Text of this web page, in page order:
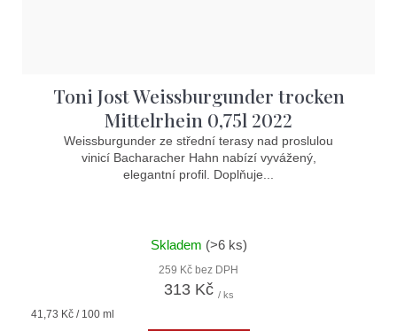
Toni Jost Weissburgunder trocken
Mittelrhein 0,75l 2022
Weissburgunder ze střední terasy nad proslulou
vinicí Bacharacher Hahn nabízí vyvážený,
elegantní profil. Doplňuje...
Skladem (>6 ks)
259 Kč bez DPH
313 Kč / ks
Měrná
41,73 Kč / 100 ml